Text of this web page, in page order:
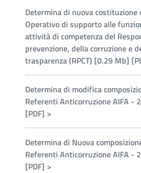
Determina di nuova costituzione
Operativo di supporto alle
attività di competenza del
prevenzione, della corruzione e
trasparenza (RPCT) [0.29 Mb]
Determina di modifica
Referenti Anticorruzione AIFA -
[PDF] >
Determina di Nuova
Referenti Anticorruzione AIFA -
[PDF] >